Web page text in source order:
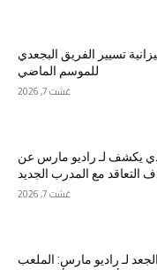
تسيير الفريق البجعدي
للموسم الماضي
غشت 7, 2026
يكشف لـ راديو مارس عن
التعاقد مع المدرب الجديد
غشت 7, 2026
لـ راديو مارس: الملعب